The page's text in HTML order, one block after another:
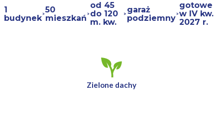
1
budynek
50
mieszkań
od 45
do 120
m. kw.
garaż
podziemny
gotowe
w IV kw.
2027 r.
Zielone dachy